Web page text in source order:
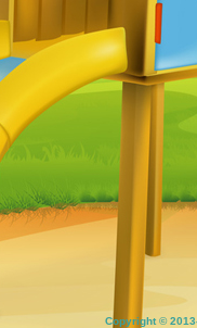
Copyright ©